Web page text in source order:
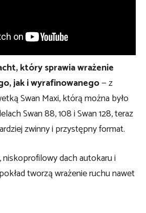
który sprawia wrażenie
jak i wyrafinowanego— z
Swan Maxi, którą można było
Swan 88, 108 i Swan 128, teraz
zwinny i przystępny format.
dach autokaru i
tworzą wrażenie ruchu nawet